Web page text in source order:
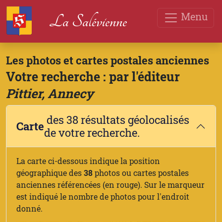
Menu
La Salévienne
Les photos et cartes postales anciennes
Votre recherche : par l'éditeur
Pittier, Annecy
Carte des 38 résultats géolocalisés
de votre recherche.
La carte ci-dessous indique la position
géographique des38photos ou cartes postales
anciennes référencées (en rouge). Sur le marqueur
est indiqué le nombre de photos pour l'endroit
donné.